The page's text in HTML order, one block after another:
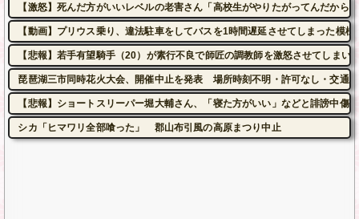
【激怒】死んだ方がいいレベルの老害さん「高校生がやりたがってんだから
【動画】プリウス乗り、違法駐車をしてバスを1時間遅延させてしまった模様
【悲報】若手有望騎手（20）が素行不良で師匠の調教師を激怒させてしまい
琵琶湖三市同時花火大会、開催中止を発表 場所時刻不明・許可なし・交通
【悲報】ショートスリーパー堀大輔さん、「寝た方がいい」などと誹謗中傷
シカ「ヒマワリ全部喰った」 郡山布引風の高原まつり中止